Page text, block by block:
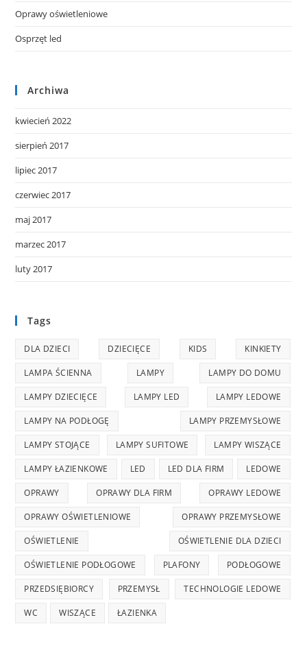
Oprawy oświetleniowe
Osprzęt led
Archiwa
kwiecień 2022
sierpień 2017
lipiec 2017
czerwiec 2017
maj 2017
marzec 2017
luty 2017
Tags
DLA DZIECI DZIECIĘCE KIDS KINKIETY
LAMPA ŚCIENNA LAMPY LAMPY DO DOMU
LAMPY DZIECIĘCE LAMPY LED LAMPY LEDOWE
LAMPY NA PODŁOGĘ LAMPY PRZEMYSŁOWE
LAMPY STOJĄCE LAMPY SUFITOWE LAMPY WISZĄCE
LAMPY ŁAZIENKOWE LED LED DLA FIRM LEDOWE
OPRAWY OPRAWY DLA FIRM OPRAWY LEDOWE
OPRAWY OŚWIETLENIOWE OPRAWY PRZEMYSŁOWE
OŚWIETLENIE OŚWIETLENIE DLA DZIECI
OŚWIETLENIE PODŁOGOWE PLAFONY PODŁOGOWE
PRZEDSIĘBIORCY PRZEMYSŁ TECHNOLOGIE LEDOWE
WC WISZĄCE ŁAZIENKA